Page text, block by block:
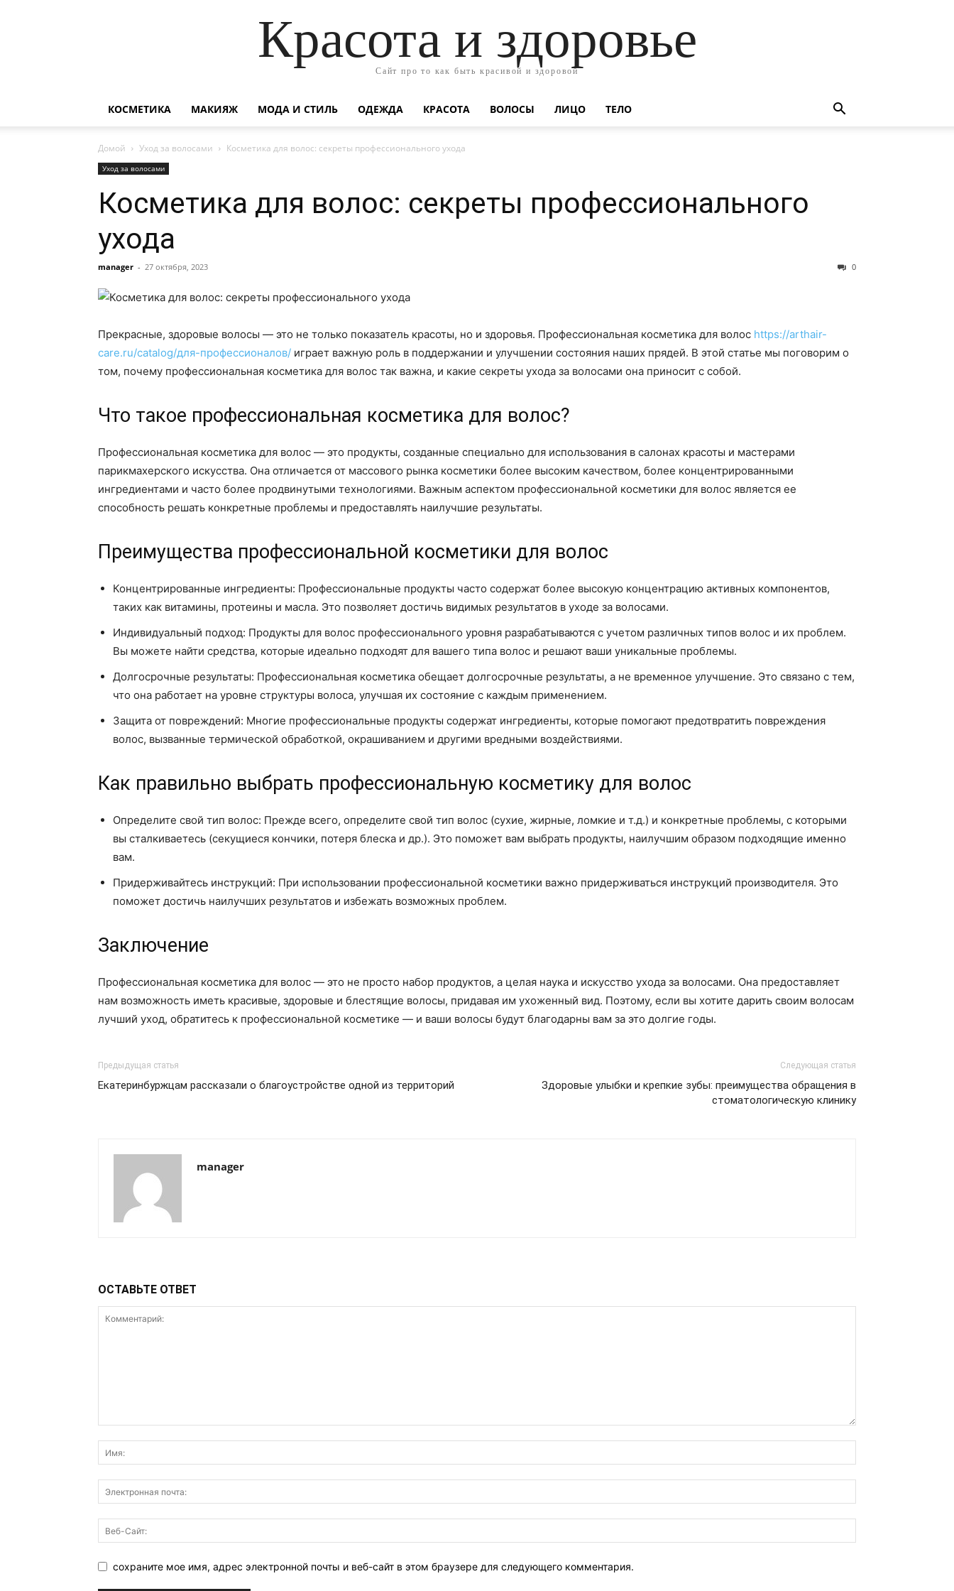
Красота и здоровье
Сайт про то как быть красивой и здоровой
КОСМЕТИКА МАКИЯЖ МОДА И СТИЛЬ ОДЕЖДА КРАСОТА ВОЛОСЫ ЛИЦО ТЕЛО
Домой Уход за волосами Косметика для волос: секреты профессионального ухода
Уход за волосами
Косметика для волос: секреты профессионального
ухода
manager - 27 октября, 2023 0
Прекрасные, здоровые волосы — это не только показатель красоты, но и здоровья. Профессиональная косметика для волос https://arthair-
care.ru/catalog/для-профессионалов/ играет важную роль в поддержании и улучшении состояния наших прядей. В этой статье мы поговорим о
том, почему профессиональная косметика для волос так важна, и какие секреты ухода за волосами она приносит с собой.
Что такое профессиональная косметика для волос?
Профессиональная косметика для волос — это продукты, созданные специально для использования в салонах красоты и мастерами
парикмахерского искусства. Она отличается от массового рынка косметики более высоким качеством, более концентрированными
ингредиентами и часто более продвинутыми технологиями. Важным аспектом профессиональной косметики для волос является ее
способность решать конкретные проблемы и предоставлять наилучшие результаты.
Преимущества профессиональной косметики для волос
Концентрированные ингредиенты: Профессиональные продукты часто содержат более высокую концентрацию активных компонентов,
таких как витамины, протеины и масла. Это позволяет достичь видимых результатов в уходе за волосами.
Индивидуальный подход: Продукты для волос профессионального уровня разрабатываются с учетом различных типов волос и их проблем.
Вы можете найти средства, которые идеально подходят для вашего типа волос и решают ваши уникальные проблемы.
Долгосрочные результаты: Профессиональная косметика обещает долгосрочные результаты, а не временное улучшение. Это связано с тем,
что она работает на уровне структуры волоса, улучшая их состояние с каждым применением.
Защита от повреждений: Многие профессиональные продукты содержат ингредиенты, которые помогают предотвратить повреждения
волос, вызванные термической обработкой, окрашиванием и другими вредными воздействиями.
Как правильно выбрать профессиональную косметику для волос
Определите свой тип волос: Прежде всего, определите свой тип волос (сухие, жирные, ломкие и т.д.) и конкретные проблемы, с которыми
вы сталкиваетесь (секущиеся кончики, потеря блеска и др.). Это поможет вам выбрать продукты, наилучшим образом подходящие именно
вам.
Придерживайтесь инструкций: При использовании профессиональной косметики важно придерживаться инструкций производителя. Это
поможет достичь наилучших результатов и избежать возможных проблем.
Заключение
Профессиональная косметика для волос — это не просто набор продуктов, а целая наука и искусство ухода за волосами. Она предоставляет
нам возможность иметь красивые, здоровые и блестящие волосы, придавая им ухоженный вид. Поэтому, если вы хотите дарить своим волосам
лучший уход, обратитесь к профессиональной косметике — и ваши волосы будут благодарны вам за это долгие годы.
Предыдущая статья
Екатеринбуржцам рассказали о благоустройстве одной из территорий
Следующая статья
Здоровые улыбки и крепкие зубы: преимущества обращения в
стоматологическую клинику
manager
ОСТАВЬТЕ ОТВЕТ
сохраните мое имя, адрес электронной почты и веб-сайт в этом браузере для следующего комментария.